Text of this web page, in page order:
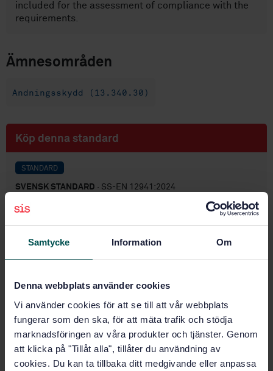
Samtycke Information Om
Denna webbplats använder cookies
Vi använder cookies för att se till att vår webbplats
fungerar som den ska, för att mäta trafik och stödja
marknadsföringen av våra produkter och tjänster. Genom
att klicka på "Tillåt alla", tillåter du användning av
cookies. Du kan ta tillbaka ditt medgivande eller anpassa
included for the assessment of compliance with the
requirements.
Ämnesområden
Andningsskydd (13.340.30)
Köp denna standard
STANDARD
SVENSK STANDARD · SS-EN 12941:2024
Andningsskydd – Fläktassisterade filterskydd med
löst sittande ansiktsdelar – Krav, provning, märkning
Prenumerera på standarden - Läs mer
PDF
Fler alternativ